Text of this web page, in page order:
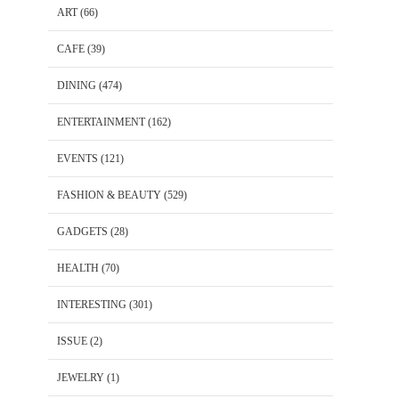
ART(66)
CAFE (39)
DINING (474)
ENTERTAINMENT(162)
EVENTS (121)
FASHION & BEAUTY (529)
GADGETS (28)
HEALTH (70)
INTERESTING (301)
ISSUE (2)
JEWELRY (1)